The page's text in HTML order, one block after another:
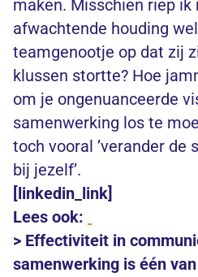
maken. Misschien riep
afwachtende houding
teamgenootje op dat zij
klussen stortte? Hoe
om je ongenuanceerde
samenwerking los te
toch vooral ’verander de
bij jezelf’.
[linkedin_link]
Lees ook:
> Effectiviteit in
samenwerking is één